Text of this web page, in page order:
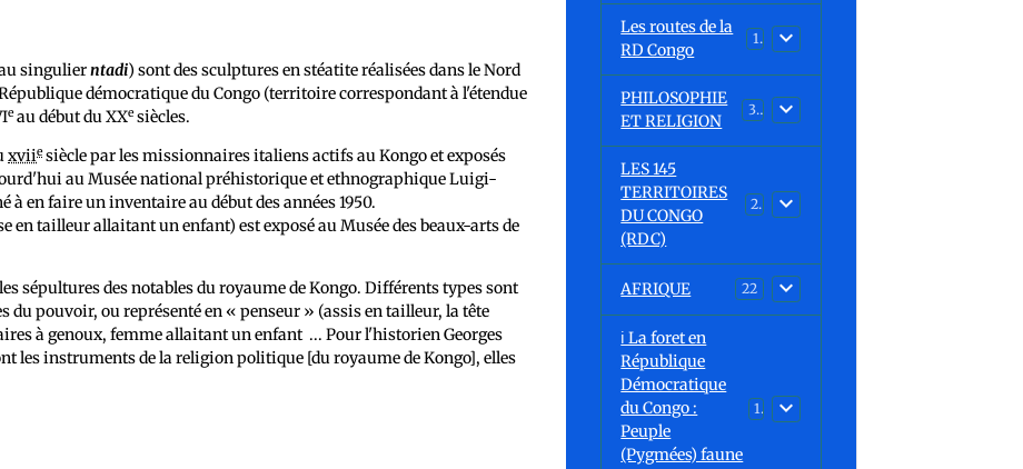
singulierntadi) sont des sculptures en stéatite réalisées dans le Nord
démocratique du Congo (territoire correspondant à l'étendue
eau début du XXesiècles.
xviiesiècle par les missionnaires italiens actifs au Kongo et exposés
au Musée national préhistorique et ethnographique Luigi-
à en faire un inventaire au début des années 1950.
en tailleur allaitant un enfant) est exposé au Musée des beaux-arts de
sépultures des notables du royaume de Kongo. Différents types sont
du pouvoir, ou représenté en « penseur » (assis en tailleur, la tête
à genoux, femme allaitant un enfant ... Pour l'historien Georges
les instruments de la religion politique [du royaume de Kongo], elles
Les routes de la
RD Congo
1
PHILOSOPHIE
ET RELIGION
32
LES 145
TERRITOIRES
DU CONGO
(RDC)
23
AFRIQUE 22
ℹ️ La foret en
République
Démocratique
du Congo :
Peuple
(Pygmées) faune
15